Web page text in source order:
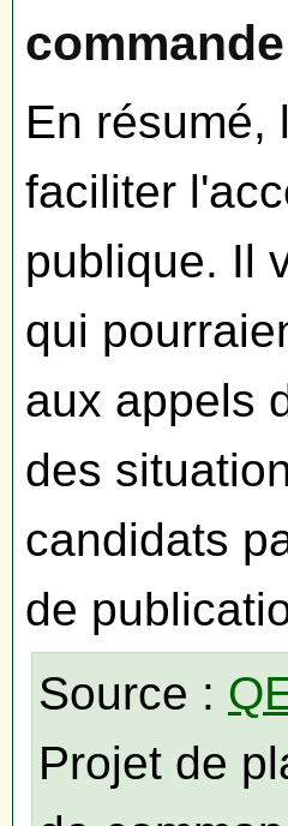
En résumé,
faciliter
publique. Il
qui
aux appels
des
candidats
de
Source :
Projet de